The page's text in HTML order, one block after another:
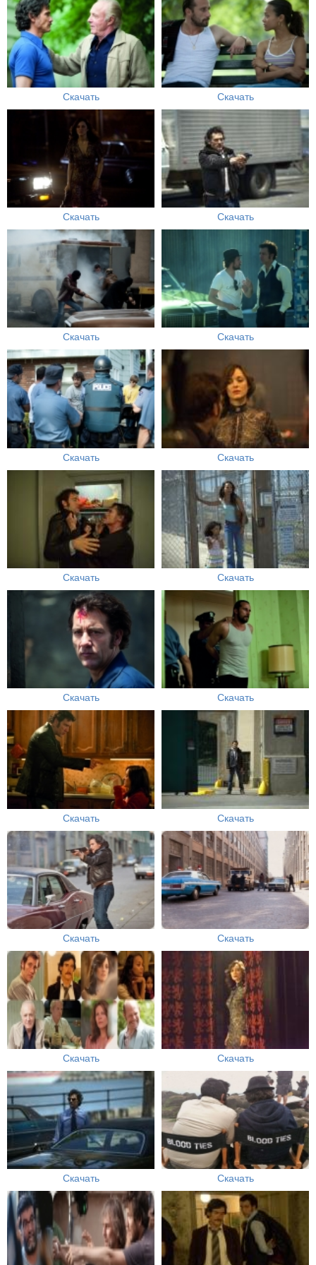
Скачать Скачать
Скачать Скачать
Скачать Скачать
Скачать Скачать
Скачать Скачать
Скачать Скачать
Скачать Скачать
Скачать Скачать
Скачать Скачать
Скачать Скачать